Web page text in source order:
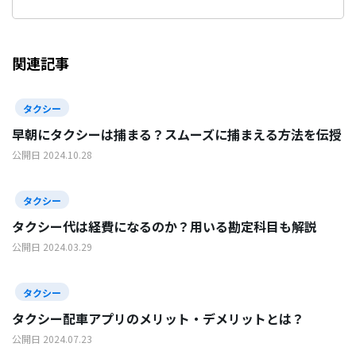
関連記事
タクシー
早朝にタクシーは捕まる？スムーズに捕まえる方法を伝授
公開日 2024.10.28
タクシー
タクシー代は経費になるのか？用いる勘定科目も解説
公開日 2024.03.29
タクシー
タクシー配車アプリのメリット・デメリットとは？
公開日 2024.07.23